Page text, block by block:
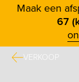
Maak een
67
VERKOOP